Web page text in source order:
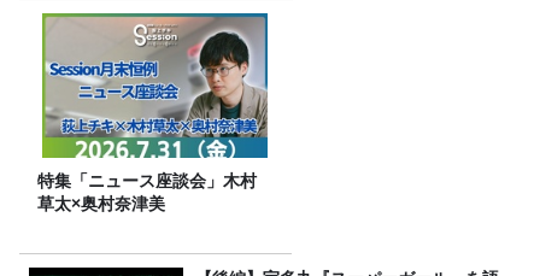
特集「ニュース座談会」木村
草太×奥村奈津美